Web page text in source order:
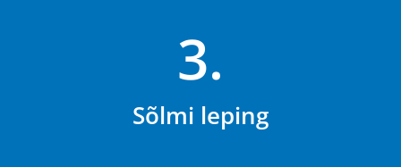
3.
Sõlmi leping